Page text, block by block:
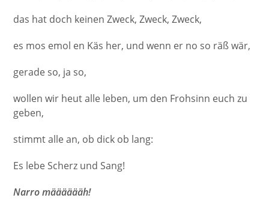
das hat doch keinen Zweck, Zweck, Zweck,
es mos emol en Käs her, und wenn er no so räß wär,
gerade so, ja so,
wollen wir heut alle leben, um den Frohsinn euch zu
geben,
stimmt alle an, ob dick ob lang:
Es lebe Scherz und Sang!
Narro määääääh!